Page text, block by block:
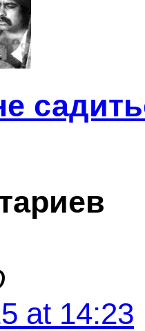
at 14:23